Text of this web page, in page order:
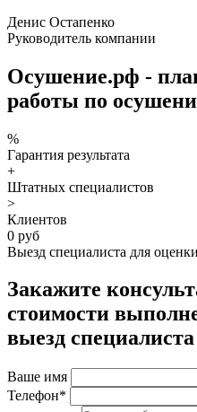
Денис Остапенко
Руководитель компании
Осушение.рф -
работы по
%
Гарантия результата
+
Штатных специалистов
>
Клиентов
0 руб
Выезд специалиста для оценки
Закажите
стоимости
выезд
Ваше имя
Телефон*